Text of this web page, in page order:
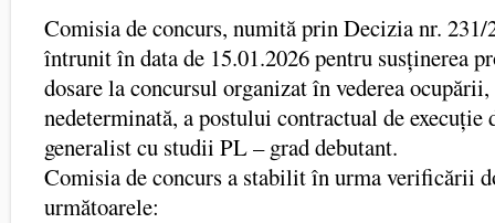
Comisia de concurs, numită prin Decizia nr. 231/
întrunit în data de 15.01.2026 pentru susținerea
dosare la concursul organizat în vederea
nedeterminată, a postului contractual de execuție
generalist cu studii PL – grad debutant.
Comisia de concurs a stabilit în urma verificării
următoarele: